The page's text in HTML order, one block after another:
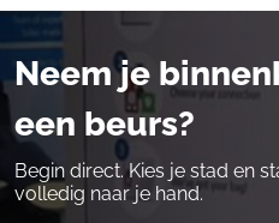
Neem je
een beurs?
Begin direct. Kies je stad en
volledig naar je hand.